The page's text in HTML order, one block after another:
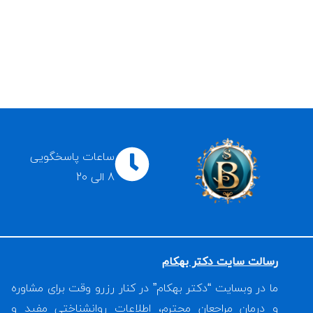
ساعات پاسخگویی
8 الی 20
رسالت سایت دکتر بهکام
ما در وبسایت “دکتر بهکام” در کنار رزرو وقت برای مشاوره
و درمان مراجعان محترم، اطلاعات روانشناختی مفید و